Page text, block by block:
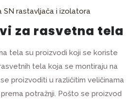
za rasvetna tela
tela su proizvodi koji se koriste
tela koja se montiraju na
proizvoditi u različitim veličinama
potražnji. Pošto se proizvod